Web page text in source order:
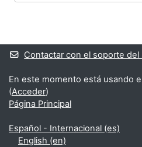
Bloques
Contactar con el soporte del
En este momento está usando
(Acceder)
Página Principal
Español - Internacional ‎(es)‎
English ‎(en)‎